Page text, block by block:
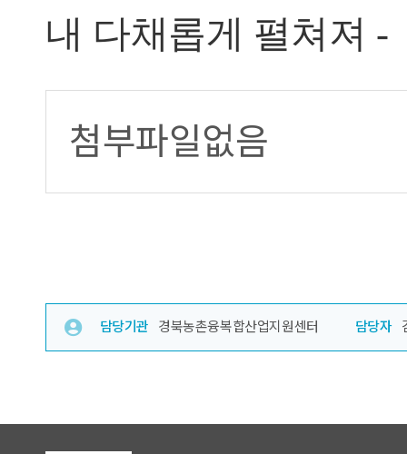
내 다채롭게 펼쳐져 -
첨부파일없음
담당기관 경북농촌융복합산업지원센터 담당자